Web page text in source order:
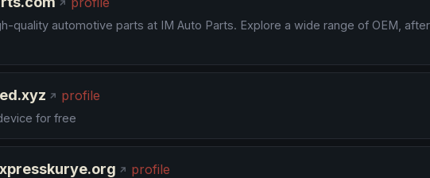
quality automotive parts at IM Auto Parts. Explore a wide range of OEM,
profile
for free
profile